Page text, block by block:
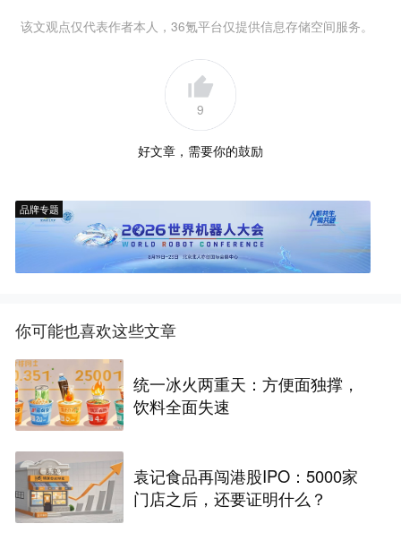
该文观点仅代表作者本人，36氪平台仅提供信息存储空间服务。
9
好文章，需要你的鼓励
品牌专题
你可能也喜欢这些文章
统一冰火两重天：方便面独撑，
饮料全面失速
袁记食品再闯港股IPO：5000家
门店之后，还要证明什么？